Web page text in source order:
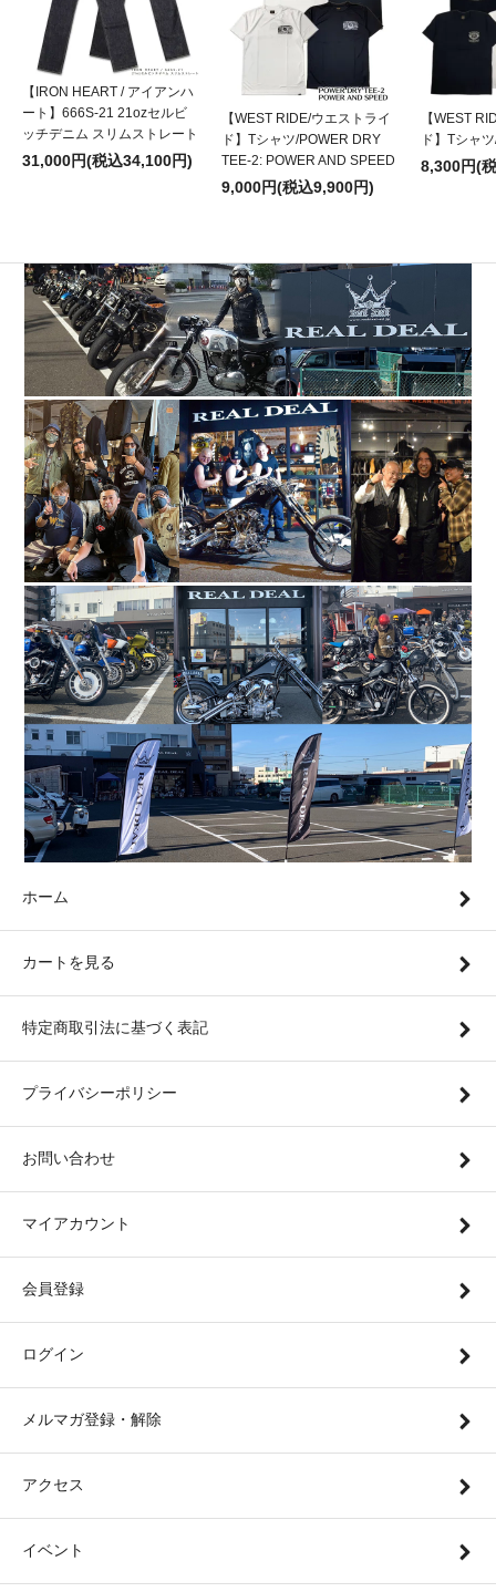
【IRON HEART / アイアンハ
ート】666S-21 21ozセルビ
ッチデニム スリムストレート
31,000円(税込34,100円)
【WEST RIDE/ウエストライ
ド】Tシャツ/POWER DRY
TEE-2: POWER AND SPEED
9,000円(税込9,900円)
【WEST
ド】Tシャ
8,300円(
ホーム
カートを見る
特定商取引法に基づく表記
プライバシーポリシー
お問い合わせ
マイアカウント
会員登録
ログイン
メルマガ登録・解除
アクセス
イベント